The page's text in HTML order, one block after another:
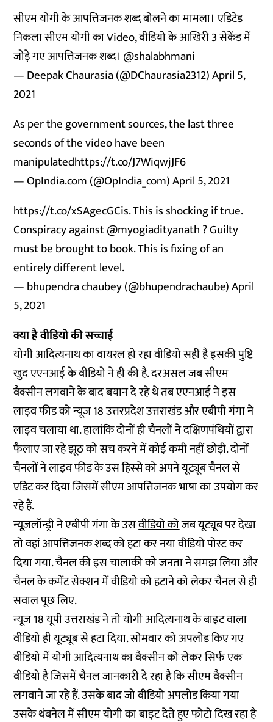
सीएम योगी के आपत्तिजनक शब्द बोलने का मामला। एडिटेड
निकला सीएम योगी का Video, वीडियो के आखिरी 3 सेकेंड में
जोड़े गए आपत्तिजनक शब्द। @shalabhmani
— Deepak Chaurasia (@DChaurasia2312)April 5,
2021
As per the government sources, the last three
seconds of the video have been
manipulatedhttps://t.co/J7WiqwjJF6
— OpIndia.com (@OpIndia_com)April 5, 2021
https://t.co/xSAgecGCis. This is shocking if true.
Conspiracy against@myogiadityanath? Guilty
must be brought to book. This is fixing of an
entirely different level.
— bhupendra chaubey (@bhupendrachaube)April
5, 2021
क्या है वीडियो की सच्चाई
योगी आदित्यनाथ का वायरल हो रहा वीडियो सही है इसकी पुष्टि
खुद एएनआई के वीडियो ने ही की है. दरअसल जब सीएम
वैक्सीन लगवाने के बाद बयान दे रहे थे तब एएनआई ने इस
लाइव फीड को न्यूज 18 उत्तरप्रदेश उत्तराखंड और एबीपी गंगा ने
लाइव चलाया था. हालांकि दोनों ही चैनलों ने दक्षिणपंथियों द्वारा
फैलाए जा रहे झूठ को सच करने में कोई कमी नहीं छोड़ी. दोनों
चैनलों ने लाइव फीड के उस हिस्से को अपने यूट्यूब चैनल से
एडिट कर दिया जिसमें सीएम आपत्तिजनक भाषा का उपयोग कर
रहे हैं.
न्यूज़लॉन्ड्री ने एबीपी गंगा के उसवीडियो कोजब यूट्यूब पर देखा
तो वहां आपत्तिजनक शब्द को हटा कर नया वीडियो पोस्ट कर
दिया गया. चैनल की इस चालाकी को जनता ने समझ लिया और
चैनल के कमेंट सेक्शन में वीडियो को हटाने को लेकर चैनल से ही
सवाल पूछ लिए.
न्यूज 18 यूपी उत्तराखंड ने तो योगी आदित्यनाथ के बाइट वाला
वीडियोही यूट्यूब से हटा दिया. सोमवार को अपलोड किए गए
वीडियो में योगी आदित्यनाथ का वैक्सीन को लेकर सिर्फ एक
वीडियो है जिसमें चैनल जानकारी दे रहा है कि सीएम वैक्सीन
लगवाने जा रहे हैं. उसके बाद जो वीडियो अपलोड किया गया
उसके थंबनेल में सीएम योगी का बाइट देते हुए फोटो दिख रहा है